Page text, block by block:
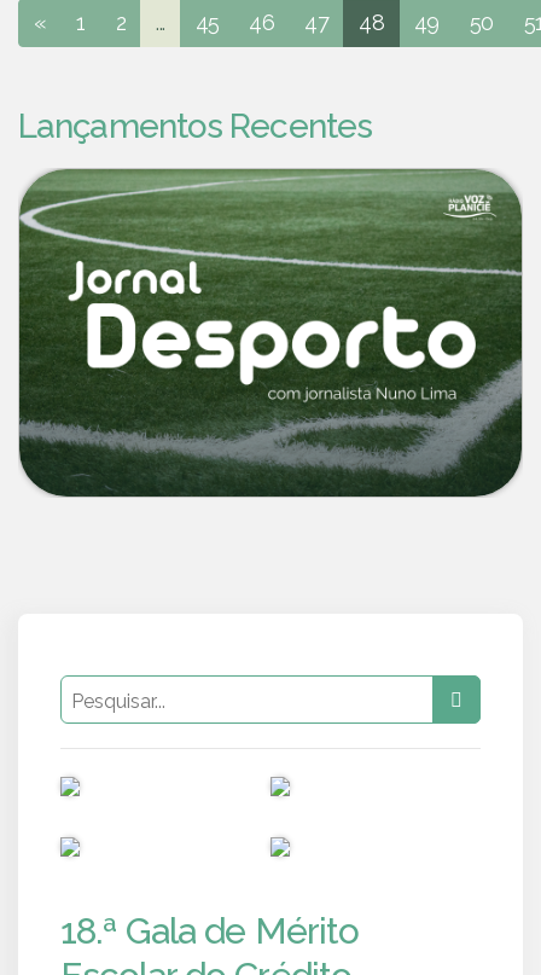
« 1 2 ... 45 46 47 48 49 50
Lançamentos Recentes
18.ª Gala de Mérito